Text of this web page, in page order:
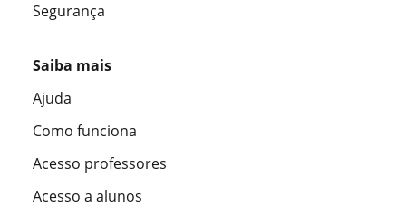
Segurança
Saiba mais
Ajuda
Como funciona
Acesso professores
Acesso a alunos